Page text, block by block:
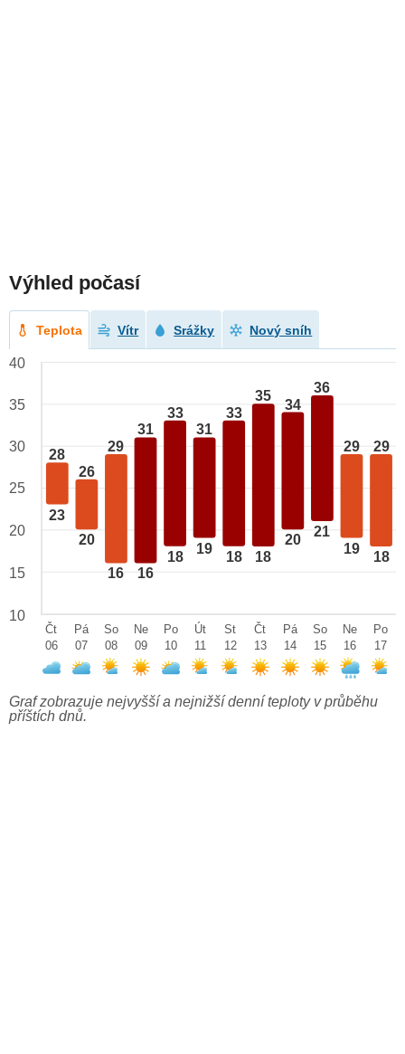
Výhled počasí
Teplota Vítr Srážky Nový sníh
28
23
26
20
29
16
31
16
33
18
31
19
33
18
35
18
34
20
36
21
29
19
29
18
40
35
30
25
20
15
10
Čt
06
Pá
07
So
08
Ne
09
Po
10
Út
11
St
12
Čt
13
Pá
14
So
15
Ne
16
Po
17
Graf zobrazuje nejvyšší a nejnižší denní teploty v průběhu
příštích dnů.